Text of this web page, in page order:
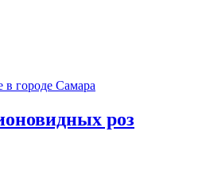
роз